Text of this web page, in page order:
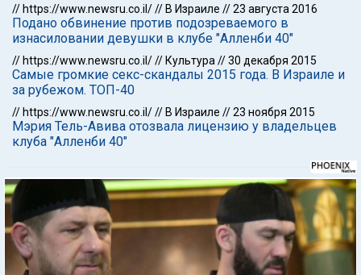
// https://www.newsru.co.il/// В Израиле //23 августа 2016
Подано обвинение против подозреваемого в
изнасиловании девушки в клубе "Алленби 40"
// https://www.newsru.co.il/// Культура //30 декабря 2015
Самые громкие секс-скандалы 2015 года. В Израиле и
за рубежом. ТОП-40
// https://www.newsru.co.il/// В Израиле //23 ноября 2015
Мэрия Тель-Авива отозвала лицензию у владельцев
клуба "Алленби 40"